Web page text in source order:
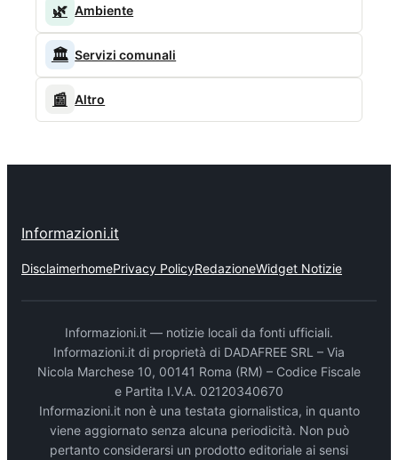
🌿 Ambiente
🏛️ Servizi comunali
📰 Altro
Informazioni.it
DisclaimerhomePrivacy PolicyRedazioneWidget Notizie
Informazioni.it — notizie locali da fonti ufficiali.
Informazioni.it di proprietà di DADAFREE SRL – Via
Nicola Marchese 10, 00141 Roma (RM) – Codice Fiscale
e Partita I.V.A. 02120340670
Informazioni.it non è una testata giornalistica, in quanto
viene aggiornato senza alcuna periodicità. Non può
pertanto considerarsi un prodotto editoriale ai sensi